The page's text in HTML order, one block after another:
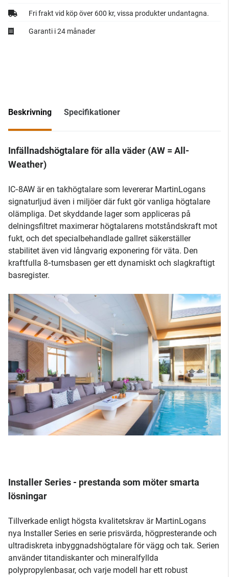
Fri frakt vid köp över 600 kr, vissa produkter undantagna.
Garanti i 24 månader
Beskrivning Specifikationer
Infällnadshögtalare för alla väder (AW = All-
Weather)
IC‑8AW är en takhögtalare som levererar MartinLogans
signaturljud även i miljöer där fukt gör vanliga högtalare
olämpliga. Det skyddande lager som appliceras på
delningsfiltret maximerar högtalarens motståndskraft mot
fukt, och det specialbehandlade gallret säkerställer
stabilitet även vid långvarig exponering för väta. Den
kraftfulla 8‑tumsbasen ger ett dynamiskt och slagkraftigt
basregister.
Installer Series - prestanda som möter smarta
lösningar
Tillverkade enligt högsta kvalitetskrav är MartinLogans
nya Installer Series en serie prisvärda, högpresterande och
ultradiskreta inbyggnadshögtalare för vägg och tak. Serien
använder titandiskanter och mineralfyllda
polypropylenbasar, och varje modell har ett robust